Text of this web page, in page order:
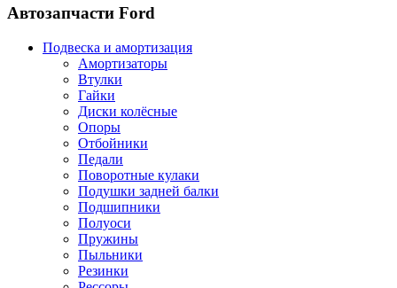
Автозапчасти Ford
Подвеска и амортизация
Амортизаторы
Втулки
Гайки
Диски колёсные
Опоры
Отбойники
Педали
Поворотные кулаки
Подушки задней балки
Подшипники
Полуоси
Пружины
Пыльники
Резинки